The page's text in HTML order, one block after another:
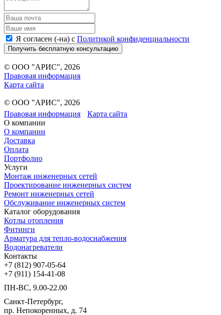
Я согласен (-на) с Политикой конфиденциальности
Получить бесплатную консультацию
© ООО "АРИС", 2026
Правовая информация
Карта сайта
© ООО "АРИС", 2026
Правовая информация
Карта сайта
О компании
О компании
Доставка
Оплата
Портфолио
Услуги
Монтаж инженерных сетей
Проектирование инженерных систем
Ремонт инженерных сетей
Обслуживание инженерных систем
Каталог оборудования
Котлы отопления
Фитинги
Арматура для тепло-водоснабжения
Водонагреватели
Контакты
+7 (812) 907-05-64
+7 (911) 154-41-08
ПН-ВС, 9.00-22.00
Санкт-Петербург,
пр. Непокоренных, д. 74